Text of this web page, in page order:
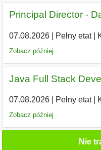
Principal Director -
07.08.2026| Pełny etat|
Zobacz później
Java Full Stack
07.08.2026| Pełny etat|
Zobacz później
Nie